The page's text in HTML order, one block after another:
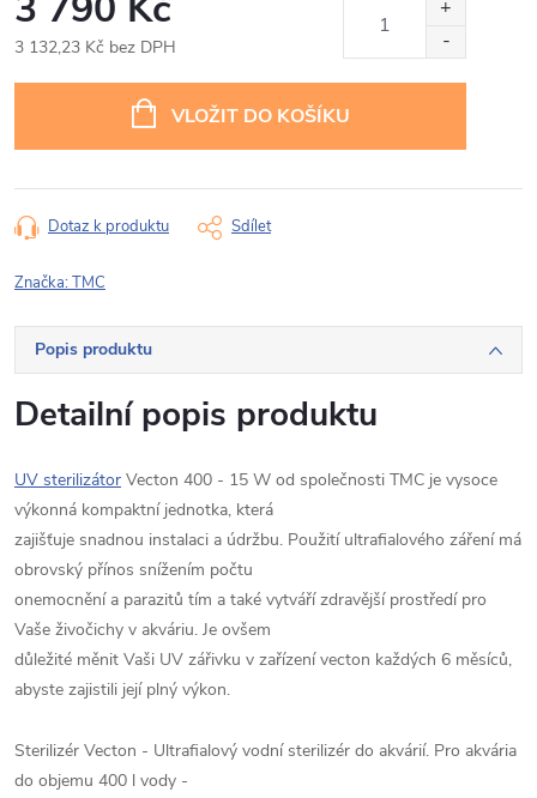
3 132,23 Kč bez DPH
VLOŽIT DO KOŠÍKU
Dotaz k produktu Sdílet
Značka:TMC
Popis produktu
Detailní popis produktu
UV sterilizátor Vecton 400 - 15 W od společnosti TMC je vysoce
výkonná kompaktní jednotka, která
zajišťuje snadnou instalaci a údržbu. Použití ultrafialového záření má
obrovský přínos snížením počtu
onemocnění a parazitů tím a také vytváří zdravější prostředí pro
Vaše živočichy v akváriu. Je ovšem
důležité měnit Vaši UV zářivku v zařízení vecton každých 6 měsíců,
abyste zajistili její plný výkon.
Sterilizér Vecton - Ultrafialový vodní sterilizér do akvárií. Pro akvária
do objemu 400 l vody -